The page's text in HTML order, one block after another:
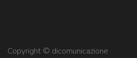
Copyright © dicomunicazione